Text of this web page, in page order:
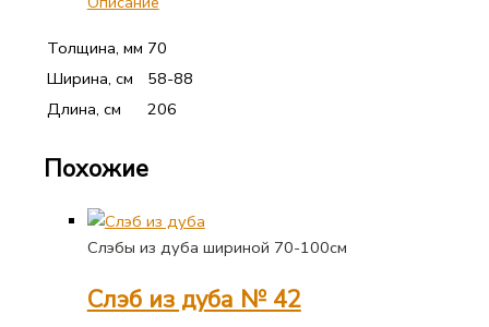
Толщина, мм 70
Ширина, см
58-88
Длина, см
206
Похожие
Слэбы из дуба шириной 70-100см
Слэб из дуба № 42